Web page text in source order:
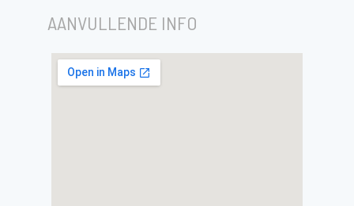
AANVULLENDE INFO